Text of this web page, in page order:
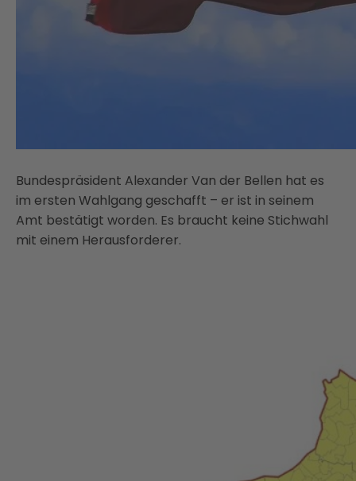
Bundespräsident Alexander Van der Bellen hat es
im ersten Wahlgang geschafft – er ist in seinem
Amt bestätigt worden. Es braucht keine Stichwahl
mit einem Herausforderer.